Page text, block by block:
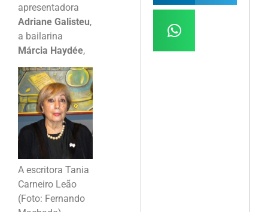
apresentadora
Adriane Galisteu,
a bailarina
Márcia Haydée,
A escritora Tania
Carneiro Leão
(Foto: Fernando